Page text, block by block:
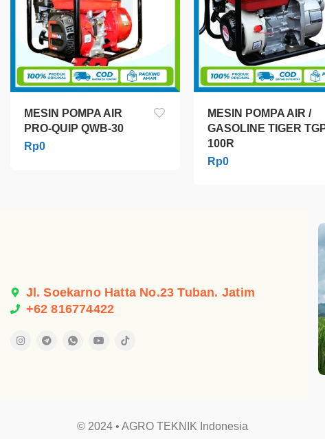
MESIN POMPA AIR
PRO-QUIP QWB-30
Rp0
MESIN POMPA AIR /
GASOLINE TIGER
100R
Rp0
Jl. Soekarno Hatta No.23 Tuban. Jatim
+62 816774422
© 2024 • AGRO TEKNIK Indonesia